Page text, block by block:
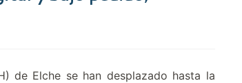
de Elche se han desplazado hasta la